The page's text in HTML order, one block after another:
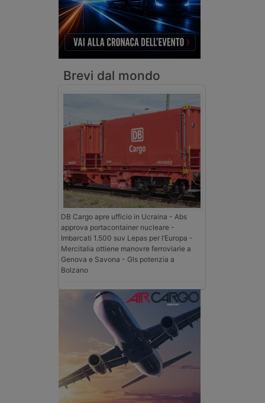
Brevi dal mondo
DB Cargo apre ufficio in Ucraina - Abs
approva portacontainer nucleare -
Imbarcati 1.500 suv Lepas per l’Europa -
Mercitalia ottiene manovre ferroviarie a
Genova e Savona - Gls potenzia a
Bolzano